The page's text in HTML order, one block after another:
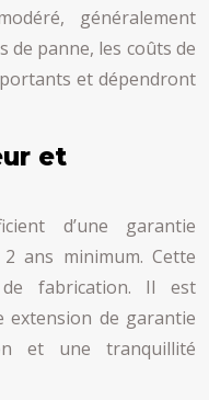
généralement
de panne, les coûts de
et dépendront
et
d’une garantie
ans minimum. Cette
fabrication. Il est
extension de garantie
et une tranquillité